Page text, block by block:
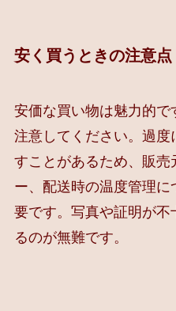
安く買うときの注意点
安価な買い物は魅力的で
注意してください。過
すことがあるため、販
ー、配送時の温度管理
要です。写真や証明が不
るのが無難です。